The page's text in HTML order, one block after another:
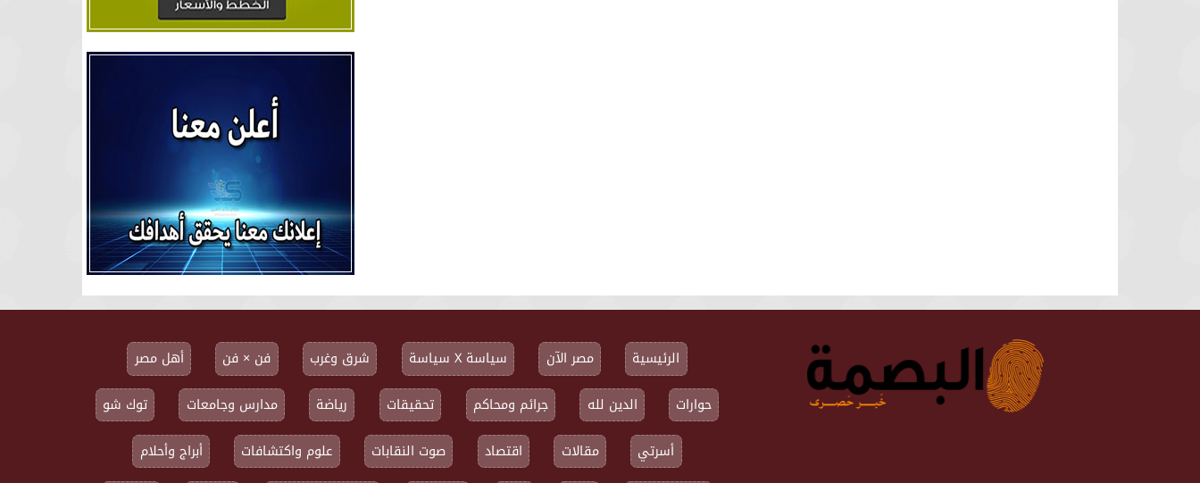
الرئيسية مصر الآن سياسة X سياسة شرق وغرب فن × فن
أهل مصر
حوارات
الدين لله جرائم ومحاكم تحقيقات رياضة مدارس وجامعات
توك شو
أسرتي
مقالات اقتصاد صوت النقابات علوم واكتشافات أبراج وأحلام